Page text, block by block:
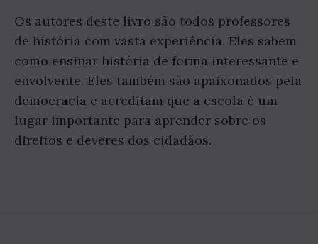
Os autores deste livro são todos professores
de história com vasta experiência. Eles sabem
como ensinar história de forma interessante e
envolvente. Eles também são apaixonados pela
democracia e acreditam que a escola é um
lugar importante para aprender sobre os
direitos e deveres dos cidadãos.